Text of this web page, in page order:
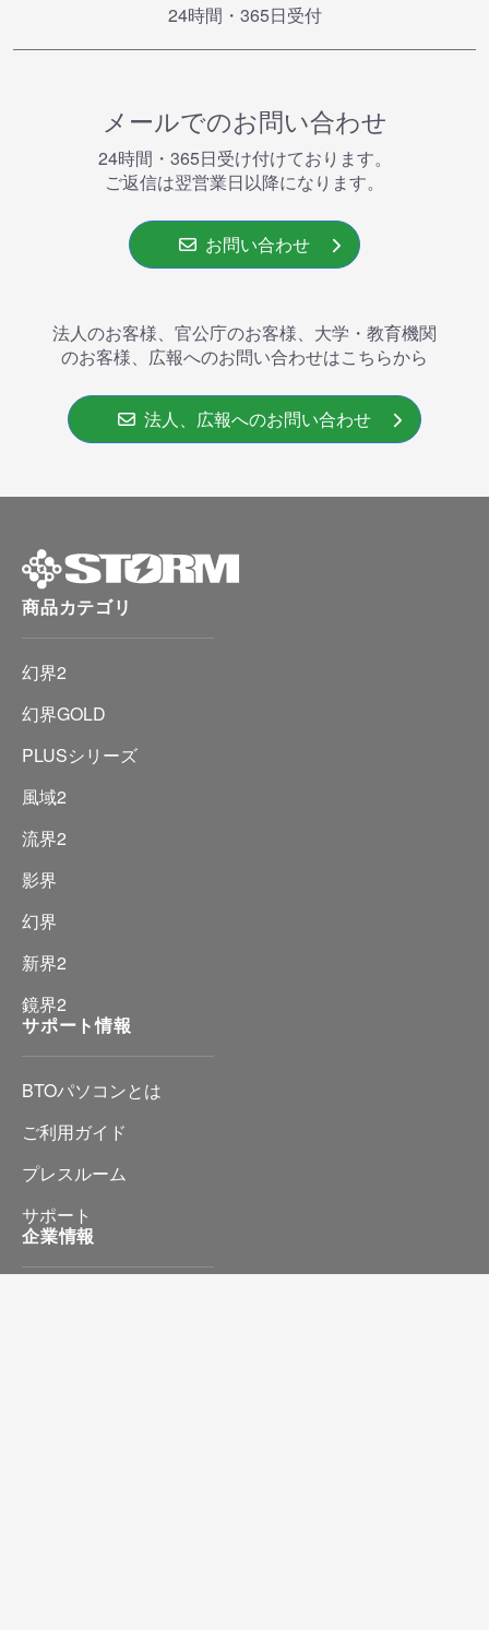
24時間・365⽇受付
メールでのお問い合わせ
24時間・365⽇受け付けております。
ご返信は翌営業⽇以降になります。
お問い合わせ
法人のお客様、官公庁のお客様、大学・教育機関
のお客様、広報へのお問い合わせはこちらから
法人、広報へのお問い合わせ
商品カテゴリ
幻界2
幻界GOLD
PLUSシリーズ
風域2
流界2
影界
幻界
新界2
鏡界2
サポート情報
BTOパソコンとは
ご利用ガイド
プレスルーム
サポート
企業情報